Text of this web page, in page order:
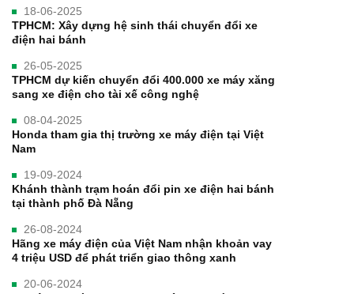
18-06-2025
TPHCM: Xây dựng hệ sinh thái chuyển đổi xe
điện hai bánh
26-05-2025
TPHCM dự kiến chuyển đổi 400.000 xe máy xăng
sang xe điện cho tài xế công nghệ
08-04-2025
Honda tham gia thị trường xe máy điện tại Việt
Nam
19-09-2024
Khánh thành trạm hoán đổi pin xe điện hai bánh
tại thành phố Đà Nẵng
26-08-2024
Hãng xe máy điện của Việt Nam nhận khoản vay
4 triệu USD để phát triển giao thông xanh
20-06-2024